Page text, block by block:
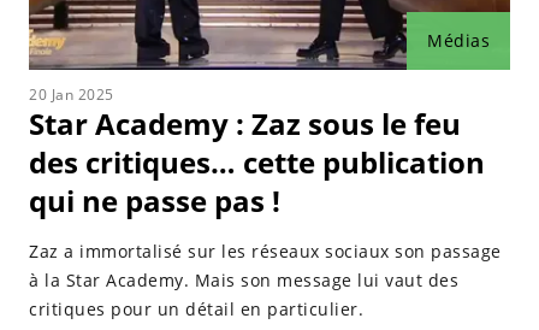
Médias
20 Jan 2025
Star Academy : Zaz sous le feu
des critiques… cette publication
qui ne passe pas !
Zaz a immortalisé sur les réseaux sociaux son passage
à la Star Academy. Mais son message lui vaut des
critiques pour un détail en particulier.